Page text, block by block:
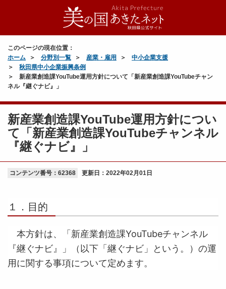
このページの現在位置：
ホーム
分野別一覧 産業・雇用
中小企業支援
秋田県中小企業振興条例
新産業創造課YouTube運用方針について「新産業創造課YouTubeチャン
ネル『継ぐナビ』」
新産業創造課YouTube運用方針につい
て「新産業創造課YouTubeチャンネル
『継ぐナビ』」
コンテンツ番号：62368 更新日： 2022年02月01日
１．目的
本方針は、「新産業創造課YouTubeチャンネル
『継ぐナビ』」（以下「継ぐナビ」という。）の運
用に関する事項について定めます。